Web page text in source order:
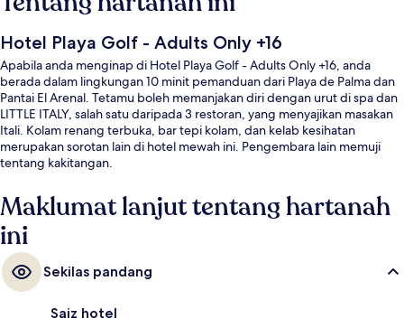
Hotel Playa Golf - Adults Only +16
Apabila anda menginap di Hotel Playa Golf - Adults Only +16, anda
berada dalam lingkungan 10 minit pemanduan dari Playa de Palma dan
Pantai El Arenal. Tetamu boleh memanjakan diri dengan urut di spa dan
LITTLE ITALY, salah satu daripada 3 restoran, yang menyajikan masakan
Itali. Kolam renang terbuka, bar tepi kolam, dan kelab kesihatan
merupakan sorotan lain di hotel mewah ini. Pengembara lain memuji
tentang kakitangan.
Maklumat lanjut tentang hartanah
ini
Sekilas pandang
Saiz hotel